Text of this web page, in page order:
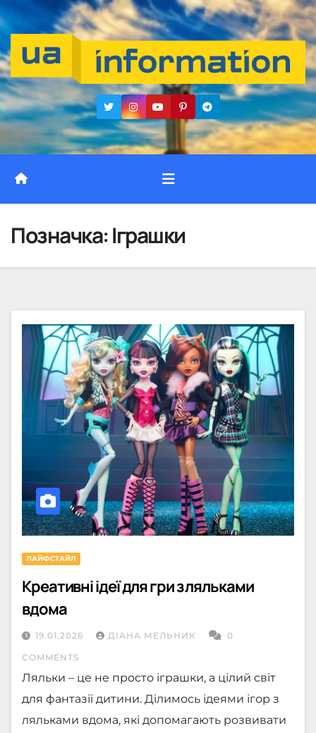
Перейти
до
вмісту
Позначка:Іграшки
ЛАЙФСТАЙЛ
Креативні ідеї для гри з ляльками
вдома
19.01.2026 ДІАНА МЕЛЬНИК 0
COMMENTS
Ляльки – це не просто іграшки, а цілий світ
для фантазії дитини. Ділимось ідеями ігор з
ляльками вдома, які допомагають розвивати